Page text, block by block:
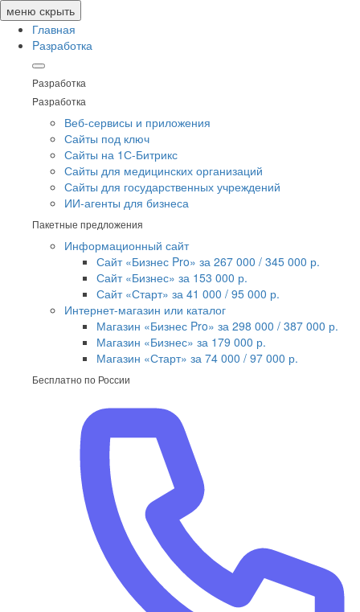
меню скрыть
Главная
Pазработка
Pазработка
Pазработка
Веб-сервисы и приложения
Сайты под ключ
Сайты на 1С-Битрикс
Сайты для медицинских организаций
Сайты для государственных учреждений
ИИ‑агенты для бизнеса
Пакетные предложения
Информационный сайт
Сайт «Бизнес Pro» за 267 000 / 345 000 р.
Сайт «Бизнес» за 153 000 р.
Сайт «Старт» за 41 000 / 95 000 р.
Интернет-магазин или каталог
Магазин «Бизнес Pro» за 298 000 / 387 000 р.
Магазин «Бизнес» за 179 000 р.
Магазин «Старт» за 74 000 / 97 000 р.
Бесплатно по России